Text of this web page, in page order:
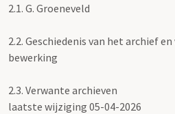
2.1. G. Groeneveld
2.2. Geschiedenis van het archief
bewerking
2.3. Verwante archieven
laatste wijziging 05-04-2026